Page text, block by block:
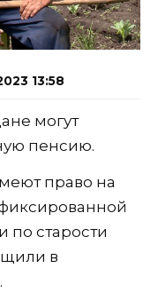
13:58
могут
пенсию.
право на
по старости
в